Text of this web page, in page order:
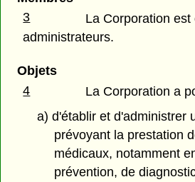
3
La Corporation
administrateurs.
Objets
4
La Corporation a
a) d'établir et d'administrer
prévoyant la prestation
médicaux, notamment
prévention, de